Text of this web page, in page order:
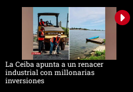
La Ceiba apunta a un renacer
industrial con millonarias
inversiones